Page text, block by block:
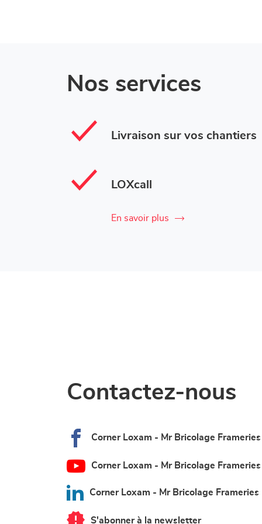
Nos services
Livraison sur vos chantiers
LOXcall
En savoir plus
Contactez-nous
Corner Loxam - Mr Bricolage Frameries
Corner Loxam - Mr Bricolage Frameries
Corner Loxam - Mr Bricolage Frameries
S'abonner à la newsletter